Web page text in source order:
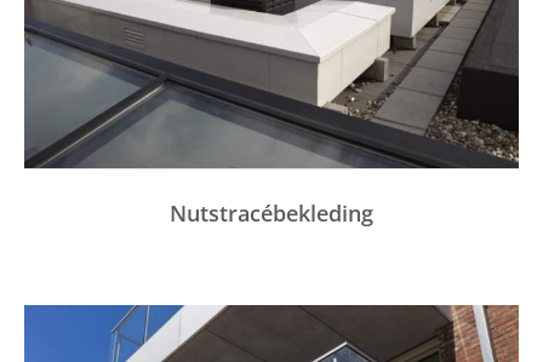
Nutstracébekleding